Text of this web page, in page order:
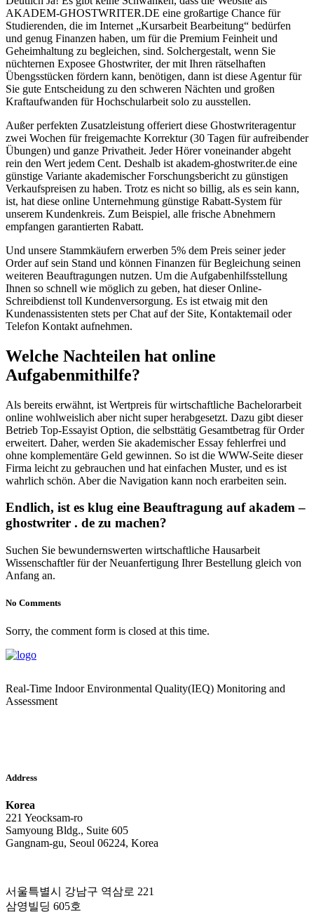
AKADEM-GHOSTWRITER.DE eine großartige Chance für
Studierenden, die im Internet „Kursarbeit Bearbeitung“ bedürfen
und genug Finanzen haben, um für die Premium Feinheit und
Geheimhaltung zu begleichen, sind. Solchergestalt, wenn Sie
nüchternen Exposee Ghostwriter, der mit Ihren rätselhaften
Übengsstücken fördern kann, benötigen, dann ist diese Agentur für
Sie gute Entscheidung zu den schweren Nächten und großen
Kraftaufwanden für Hochschularbeit solo zu ausstellen.
Außer perfekten Zusatzleistung offeriert diese Ghostwriteragentur
zwei Wochen für freigemachte Korrektur (30 Tagen für aufreibender
Übungen) und ganze Privatheit. Jeder Hörer voneinander abgeht
rein den Wert jedem Cent. Deshalb ist akadem-ghostwriter.de eine
günstige Variante akademischer Forschungsbericht zu günstigen
Verkaufspreisen zu haben. Trotz es nicht so billig, als es sein kann,
ist, hat diese online Unternehmung günstige Rabatt-System für
unserem Kundenkreis. Zum Beispiel, alle frische Abnehmern
empfangen garantierten Rabatt.
Und unsere Stammkäufern erwerben 5% dem Preis seiner jeder
Order auf sein Stand und können Finanzen für Begleichung seinen
weiteren Beauftragungen nutzen. Um die Aufgabenhilfsstellung
Ihnen so schnell wie möglich zu geben, hat dieser Online-
Schreibdienst toll Kundenversorgung. Es ist etwaig mit den
Kundenassistenten stets per Chat auf der Site, Kontaktemail oder
Telefon Kontakt aufnehmen.
Welche Nachteilen hat online
Aufgabenmithilfe?
Als bereits erwähnt, ist Wertpreis für wirtschaftliche Bachelorarbeit
online wohlweislich aber nicht super herabgesetzt. Dazu gibt dieser
Betrieb Top-Essayist Option, die selbsttätig Gesamtbetrag für Order
erweitert. Daher, werden Sie akademischer Essay fehlerfrei und
ohne komplementäre Geld gewinnen. So ist die WWW-Seite dieser
Firma leicht zu gebrauchen und hat einfachen Muster, und es ist
wahrlich schön. Aber die Navigation kann noch erarbeiten sein.
Endlich, ist es klug eine Beauftragung auf akadem –
ghostwriter . de zu machen?
Suchen Sie bewundernswerten wirtschaftliche Hausarbeit
Wissenschaftler für der Neuanfertigung Ihrer Bestellung gleich von
Anfang an.
No Comments
Sorry, the comment form is closed at this time.
Real-Time Indoor Environmental Quality(IEQ) Monitoring and
Assessment
Address
Korea
221 Yeocksam-ro
Samyoung Bldg., Suite 605
Gangnam-gu, Seoul 06224, Korea
서울특별시 강남구 역삼로 221
삼영빌딩 605호